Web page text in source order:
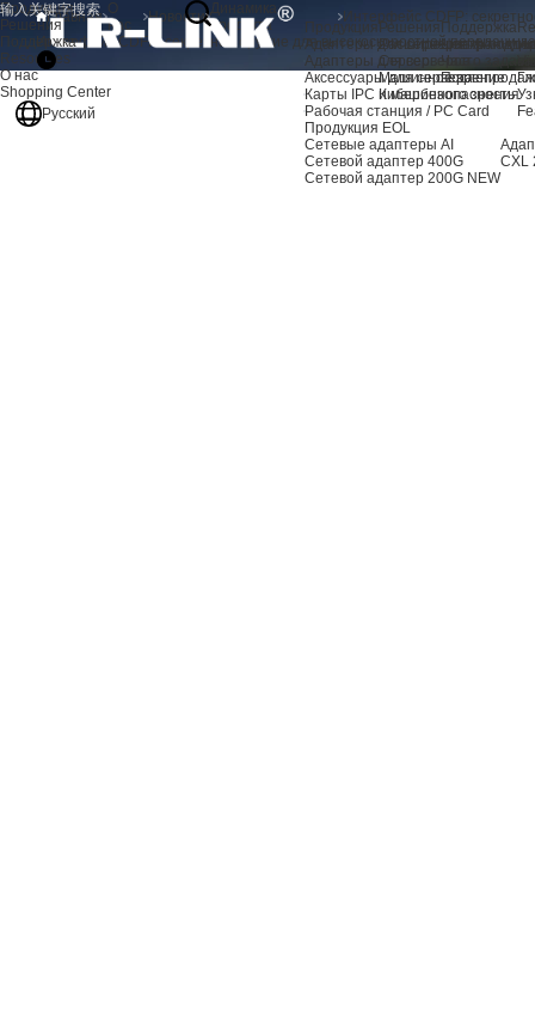
Продукция
Адаптеры для серверов AI
Адаптеры для серверов
Аксессуары для сервера
Карты IPC и машинного зрения
Рабочая станция / PC Card
Продукция EOL
Сетевые адаптеры AI
Сетевой адаптер 400G
Сетевой адаптер 200G NEW
CXL
Решения
Расширение
Сервер
Машинное зрение
Кибербезопасность
Поддержка
Центр
Часто
Продукция
Решения
Поддержка
Resources
О нас
Shopping Center
Русский
Главная О
нас
Новости
Динамика
продукта
Интерфейс CDFP: секретное оружие для высокоскоростной передачи